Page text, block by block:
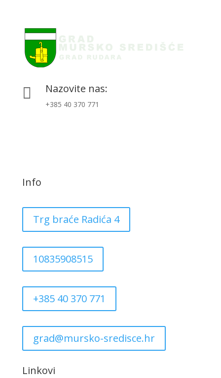
 Nazovite nas:
+385 40 370 771
Info
Trg braće Radića 4
10835908515
+385 40 370 771
grad@mursko-sredisce.hr
Linkovi